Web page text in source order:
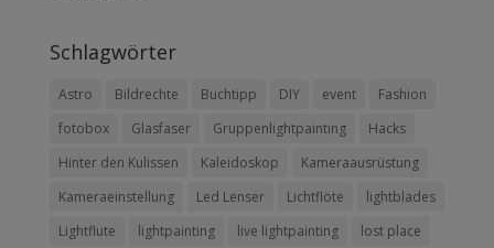
Schlagwörter
Astro Bildrechte Buchtipp DIY event
Fashion
fotobox
Glasfaser Gruppenlightpainting
Hacks
Hinter den Kulissen
Kaleidoskop
Kameraausrüstung
Kameraeinstellung
Led Lenser Lichtflöte
lightblades
Lightflute
lightpainting live lightpainting
lost place